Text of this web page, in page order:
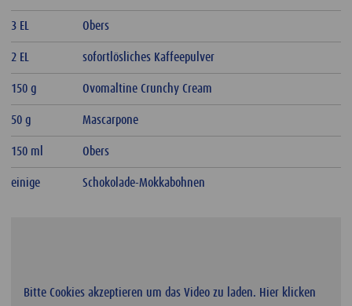
3 EL Obers
2 EL sofortlösliches Kaffeepulver
150 g Ovomaltine Crunchy Cream
50 g Mascarpone
150 ml Obers
einige Schokolade-Mokkabohnen
Bitte Cookies akzeptieren um das Video zu laden. Hier klicken